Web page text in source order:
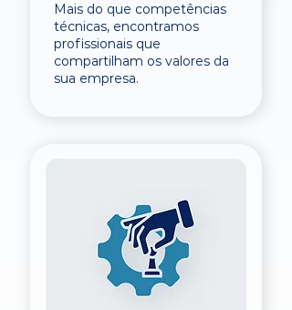
Mais do que competências
técnicas, encontramos
profissionais que
compartilham os valores da
sua empresa.